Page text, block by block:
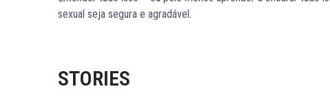
sexual seja segura e agradável.
STORIES